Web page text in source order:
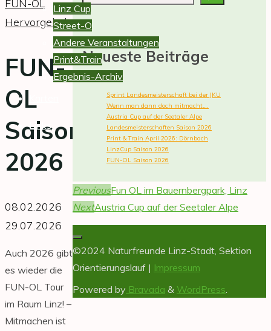
stellt
Ausschreibungen,
Ergebnisse,
Berichte
und
Fotos
von
Veranstaltungen.
Linz Cup
Street-O
Andere Veranstaltungen
Print&Train
Ergebnis-Archiv
Links
FUN-OL
Hervorgehoben
FUN-
OL
Saison
2026
08.02.2026
29.07.2026
Auch 2026 gibt
es wieder die
FUN-OL Tour
im Raum Linz! –
Mitmachen ist
Neueste Beiträge
Sprint Landesmeisterschaft bei der JKU
Wenn man dann doch mitmacht….
Austria Cup auf der Seetaler Alpe
Landesmeisterschaften Saison 2026
Print & Train April 2026: Dörnbach
LinzCup Saison 2026
FUN-OL Saison 2026
PreviousFun OL im Bauernbergpark, Linz
NextAustria Cup auf der Seetaler Alpe
©2024 Naturfreunde Linz-Stadt, Sektion
Orientierungslauf | Impressum
Powered by Bravada & WordPress